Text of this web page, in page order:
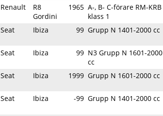
Renault
R8
Gordini
1965 A-, B- C-förare RM-KRB
klass 1
Seat Ibiza 99 Grupp N 1401-2000 cc
Seat Ibiza 99 N3 Grupp N 1601-2000
cc
Seat Ibiza 1999 Grupp N 1601-2000 cc
Seat Ibiza -99 Grupp N 1401-2000 cc